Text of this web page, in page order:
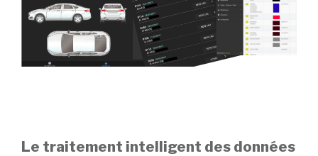
Le traitement intelligent des données